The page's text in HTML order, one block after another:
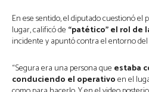
En ese sentido, el diputado cuestionó el
lugar, calificó de “patético” el rol de
incidente y apuntó contra el entorno
“Segura era una persona que estaba
conduciendo el operativoen el